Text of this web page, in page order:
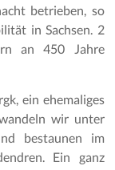
betrieben, so
in Sachsen. 2
an 450 Jahre
ein ehemaliges
wir unter
bestaunen im
Ein ganz